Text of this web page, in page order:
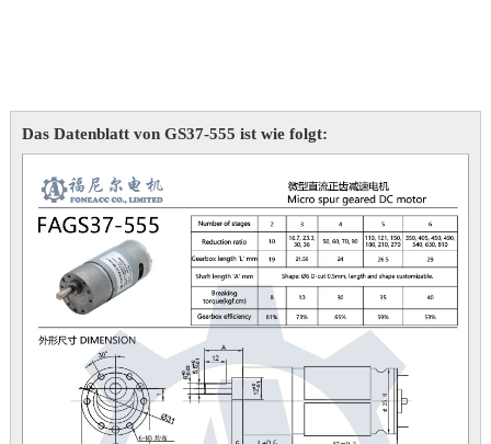
Das Datenblatt von GS37-555 ist wie folgt: